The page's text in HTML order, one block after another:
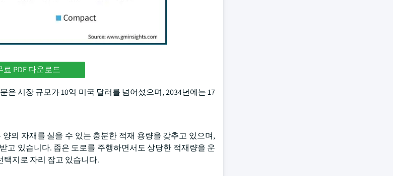
료 PDF 다운로드
시장 규모가 10억 미국 달러를 넘어섰으며, 2034년에는 17
의 자재를 실을 수 있는 충분한 적재 용량을 갖추고 있으며,
고 있습니다. 좁은 도로를 주행하면서도 상당한 적재량을 운
지로 자리 잡고 있습니다.